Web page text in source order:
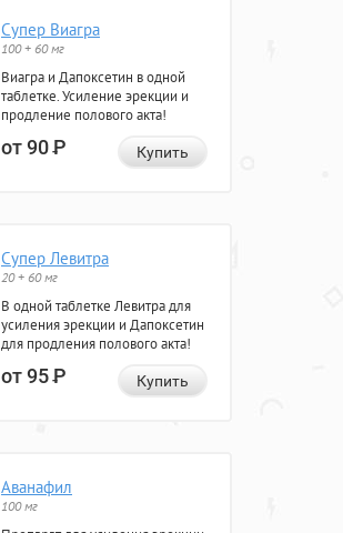
Супер Виагра
100 + 60 мг
Виагра и Дапоксетин в одной
таблетке. Усиление эрекции и
продление полового акта!
от 90Р Купить
Супер Левитра
20 + 60 мг
В одной таблетке Левитра для
усиления эрекции и Дапоксетин
для продления полового акта!
от 95Р Купить
Аванафил
100 мг